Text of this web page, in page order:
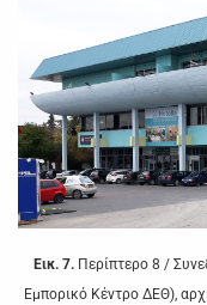
Εικ. 7.Περίπτερο 8 /
Εμπορικό Κέντρο ΔΕΘ),